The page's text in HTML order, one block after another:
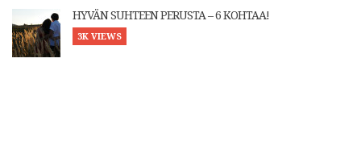
HYVÄN SUHTEEN PERUSTA – 6 KOHTAA!
3K VIEWS